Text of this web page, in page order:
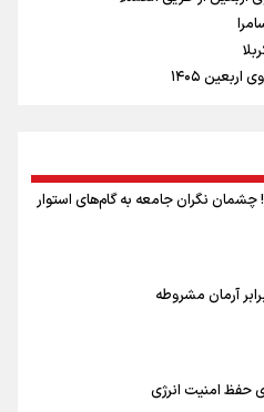
۱۴۰۵
نگران جامعه به گام‌های استوار
آرمان مشروطه
حفظ امنیت انرژی